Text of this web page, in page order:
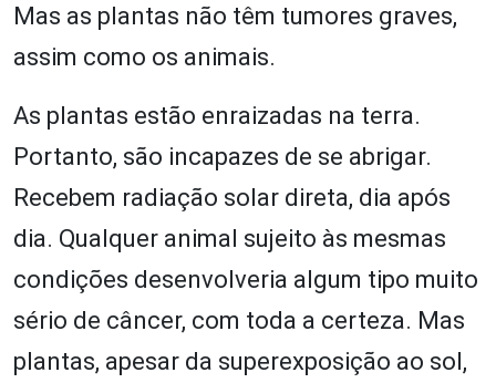
Mas as plantas não têm tumores graves,
assim como os animais.
As plantas estão enraizadas na terra.
Portanto, são incapazes de se abrigar.
Recebem radiação solar direta, dia após
dia. Qualquer animal sujeito às mesmas
condições desenvolveria algum tipo muito
sério de câncer, com toda a certeza. Mas
plantas, apesar da superexposição ao sol,